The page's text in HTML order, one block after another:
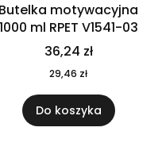
Butelka motywacyjna
1000 ml RPET V1541-03
36,24 zł
29,46 zł
Do koszyka